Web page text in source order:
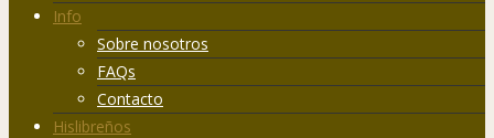
Info
Sobre nosotros
FAQs
Contacto
Hislibreños